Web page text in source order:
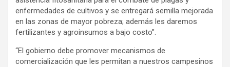
enfermedades de cultivos y se entregará semilla mejorada
en las zonas de mayor pobreza; además les daremos
fertilizantes y agroinsumos a bajo costo”.
“El gobierno debe promover mecanismos de
comercialización que les permitan a nuestros campesinos